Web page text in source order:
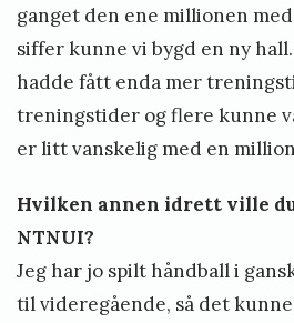
ganget den ene millionen
siffer kunne vi bygd en ny
hadde fått enda mer
treningstider og flere kunne
er litt vanskelig med en
Hvilken annen idrett ville
NTNUI?
Jeg har jo spilt håndball i
til videregående, så det